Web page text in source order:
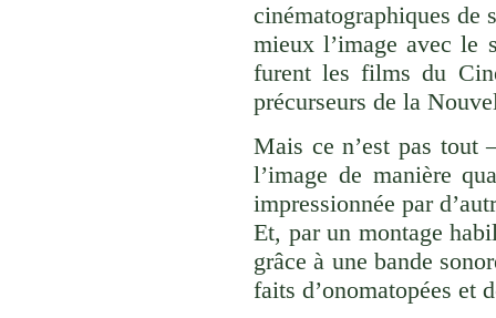
cinématographiques de
mieux l’image avec le
furent les films du
précurseurs de la
Mais ce n’est pas tout
l’image de manière
impressionnée par
Et, par un montage
grâce à une bande
faits d’onomatopées et